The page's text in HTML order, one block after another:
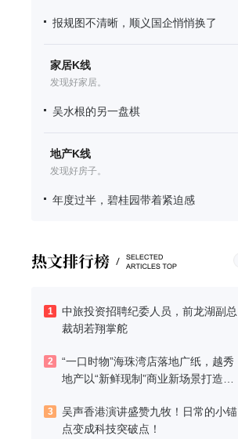
报规图不清晰，顺义国企悄悄换了
家居K线
发现好家居。
吴水根的另一盘棋
地产K线
发现好房子。
年度过半，碧桂园带着紧迫感
1
中旅投资招聘纪委人员，前龙湖副总
裁胡若翔掌舵
2
“一口时物”海珠湾店落地广纸，越秀
地产以“新鲜现制”商业新场景打造社
3
吴声香港演讲盛赞九牧！日常的小锚
点变成科技突破点！